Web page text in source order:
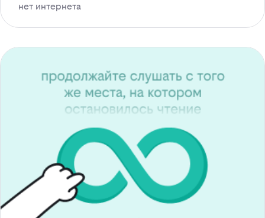
нет интернета